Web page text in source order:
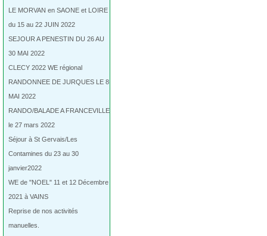
LE MORVAN en SAONE et LOIRE
du 15 au 22 JUIN 2022
SEJOUR A PENESTIN DU 26 AU
30 MAI 2022
CLECY 2022 WE régional
RANDONNEE DE JURQUES LE 8
MAI 2022
RANDO/BALADE A FRANCEVILLE
le 27 mars 2022
Séjour à St Gervais/Les
Contamines du 23 au 30
janvier2022
WE de "NOEL" 11 et 12 Décembre
2021 à VAINS
Reprise de nos activités
manuelles.